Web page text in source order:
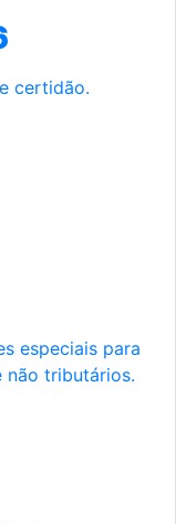
certidão.
especiais para
tributários.